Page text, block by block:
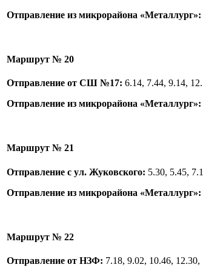
Отправление из микрорайона «Металлург»:
Маршрут № 20
Отправление от СШ №17: 6.14, 7.44, 9.14,
Отправление из микрорайона «Металлург»:
Маршрут № 21
Отправление с ул. Жуковского: 5.30, 5.45,
Отправление из микрорайона «Металлург»:
Маршрут № 22
Отправление от НЗФ: 7.18, 9.02, 10.46,